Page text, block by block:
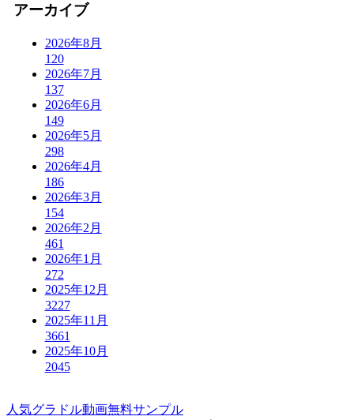
アーカイブ
2026年8月
120
2026年7月
137
2026年6月
149
2026年5月
298
2026年4月
186
2026年3月
154
2026年2月
461
2026年1月
272
2025年12月
3227
2025年11月
3661
2025年10月
2045
人気グラドル動画無料サンプル